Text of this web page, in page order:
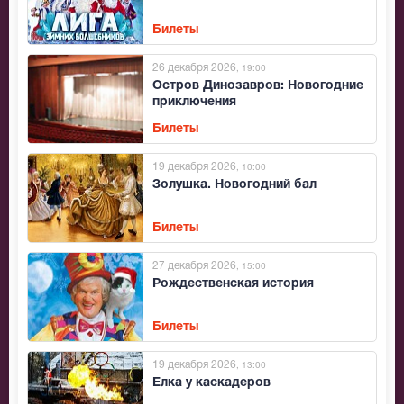
Билеты
Остров Динозавров: Новогодние
приключения
26 декабря 2026 , 19:00
Билеты
Золушка. Новогодний бал
19 декабря 2026 , 10:00
Билеты
Рождественская история
27 декабря 2026 , 15:00
Билеты
Елка у каскадеров
19 декабря 2026 , 13:00